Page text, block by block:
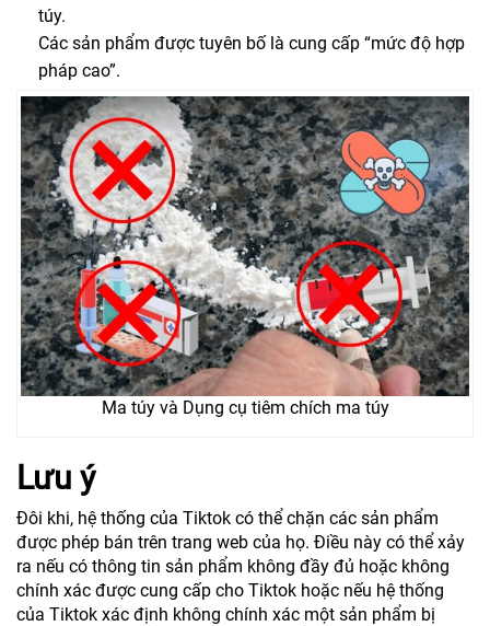
túy.
Các sản phẩm được tuyên bố là cung cấp “mức độ hợp
pháp cao”.
Ma túy và Dụng cụ tiêm chích ma túy
Lưu ý
Đôi khi, hệ thống của Tiktok có thể chặn các sản phẩm
được phép bán trên trang web của họ. Điều này có thể xảy
ra nếu có thông tin sản phẩm không đầy đủ hoặc không
chính xác được cung cấp cho Tiktok hoặc nếu hệ thống
của Tiktok xác định không chính xác một sản phẩm bị